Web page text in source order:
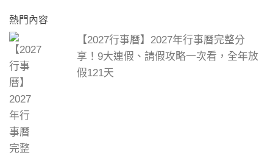
熱門內容
【2027行事曆】2027年行事曆完整分
享！9大連假、請假攻略一次看，全年放
假121天